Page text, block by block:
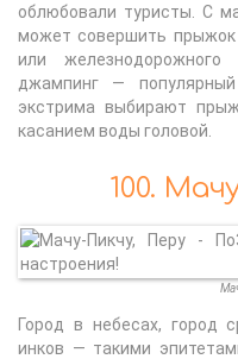
облюбовали туристы. С
может совершить прыжок
или
джампинг —
экстрима выбирают
касанием воды головой.
100.
Город в небесах, город
инков — такими